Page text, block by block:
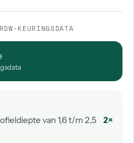
KEURINGSDATA
van 1,6 t/m 2,5
2×